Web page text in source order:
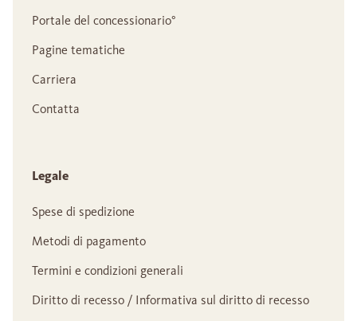
Portale del concessionario°
Pagine tematiche
Carriera
Contatta
Legale
Spese di spedizione
Metodi di pagamento
Termini e condizioni generali
Diritto di recesso / Informativa sul diritto di recesso